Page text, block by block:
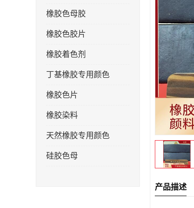
橡胶色母胶
橡胶色胶片
橡胶着色剂
丁基橡胶专用颜色
橡胶色片
橡胶染料
天然橡胶专用颜色
硅胶色母
产品描述